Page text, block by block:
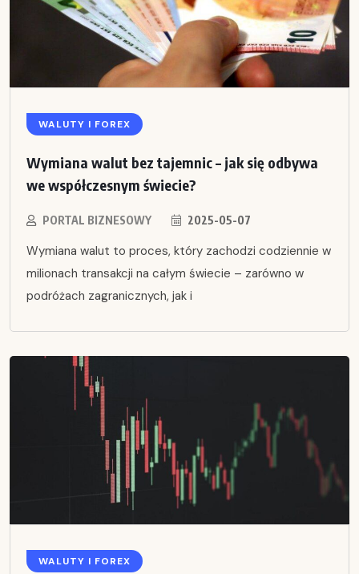
WALUTY I FOREX
Wymiana walut bez tajemnic – jak się odbywa
we współczesnym świecie?
PORTAL BIZNESOWY 2025-05-07
Wymiana walut to proces, który zachodzi codziennie w
milionach transakcji na całym świecie – zarówno w
podróżach zagranicznych, jak i
WALUTY I FOREX